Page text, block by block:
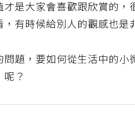
才是大家會喜歡跟欣賞的
，有時候給別人的觀感也是
問題，要如何從生活中的
呢？